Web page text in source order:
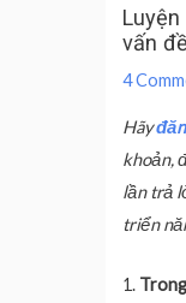
vấn
4
Hãy
khoản,
lần trả
triển
1.